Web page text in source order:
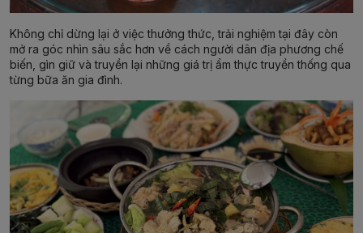
Không chỉ dừng lại ở việc thưởng thức, trải nghiệm tại đây còn
mở ra góc nhìn sâu sắc hơn về cách người dân địa phương chế
biến, gìn giữ và truyền lại những giá trị ẩm thực truyền thống qua
từng bữa ăn gia đình.